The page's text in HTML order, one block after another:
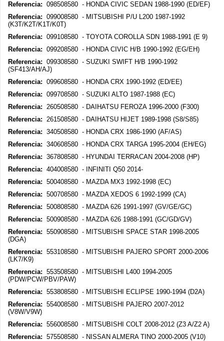
Referencia: 098508580 - HONDA CIVIC SEDAN 1988-1990 (ED/EF)
Referencia: 099008580 - MITSUBISHI P/U L200 1987-1992
(K3T/K2T/K1T/K0T)
Referencia: 099108580 - TOYOTA COROLLA SDN 1988-1991 (E 9)
Referencia: 099208580 - HONDA CIVIC H/B 1990-1992 (EG/EH)
Referencia: 099308580 - SUZUKI SWIFT H/B 1990-1992
(SF413/AH/AJ)
Referencia: 099608580 - HONDA CRX 1990-1992 (ED/EE)
Referencia: 099708580 - SUZUKI ALTO 1987-1988 (EC)
Referencia: 260508580 - DAIHATSU FEROZA 1996-2000 (F300)
Referencia: 261508580 - DAIHATSU HIJET 1989-1998 (S8/S85)
Referencia: 340508580 - HONDA CRX 1986-1990 (AF/AS)
Referencia: 340608580 - HONDA CRX TARGA 1995-2004 (EH/EG)
Referencia: 367808580 - HYUNDAI TERRACAN 2004-2008 (HP)
Referencia: 404008580 - INFINITI Q50 2014-
Referencia: 500408580 - MAZDA MX3 1992-1998 (EC)
Referencia: 500708580 - MAZDA XEDOS 6 1992-1999 (CA)
Referencia: 500808580 - MAZDA 626 1991-1997 (GV/GE/GC)
Referencia: 500908580 - MAZDA 626 1988-1991 (GC/GD/GV)
Referencia: 550908580 - MITSUBISHI SPACE STAR 1998-2005
(DGA)
Referencia: 553108580 - MITSUBISHI PAJERO SPORT 2000-2006
(LK7/K9)
Referencia: 553508580 - MITSUBISHI L400 1994-2005
(PDW/PCW/PBV/PAW)
Referencia: 553808580 - MITSUBISHI ECLIPSE 1990-1994 (D2A)
Referencia: 554008580 - MITSUBISHI PAJERO 2007-2012
(V8W/V9W)
Referencia: 556008580 - MITSUBISHI COLT 2008-2012 (Z3 A/Z2 A)
Referencia: 575508580 - NISSAN ALMERA TINO 2000-2005 (V10)